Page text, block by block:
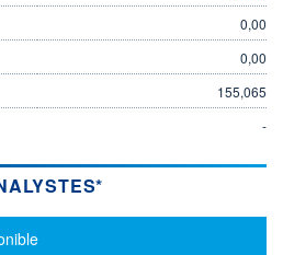
0,00
0,00
155,065
-